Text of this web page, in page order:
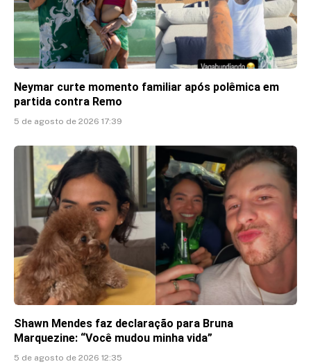
Neymar curte momento familiar após polêmica em
partida contra Remo
5 de agosto de 2026 17:39
Shawn Mendes faz declaração para Bruna
Marquezine: “Você mudou minha vida”
5 de agosto de 2026 12:35